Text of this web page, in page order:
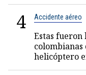
4 Accidente aéreo
Estas fueron
colombianas
helicóptero